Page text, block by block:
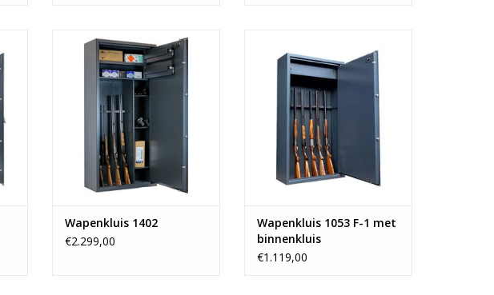
- 175x80 cm
- Ruimte voor 8 geweren
- 2 binnenkluizen
- Vanaf 158 kg
TOEVOEGEN AAN WINKELWAGEN
Wapenkluis 1402
€2.299,00
- Ruimte voor 12 geweren
- 1 binnenkluis
- Vanaf 135 kg
TOEVOEGEN AAN WINKELWAGEN
Wapenkluis 1053 F-1 met
binnenkluis
€1.119,00